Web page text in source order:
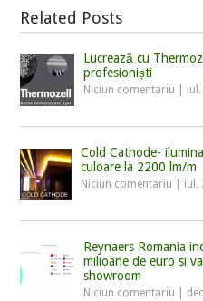
Related Posts
Lucrează cu
profesioniști
Niciun comentariu
Cold Cathode-
culoare la 2200 lm/m
Niciun comentariu iul.
Reynaers Romania
milioane de euro si
showroom
Niciun comentariu